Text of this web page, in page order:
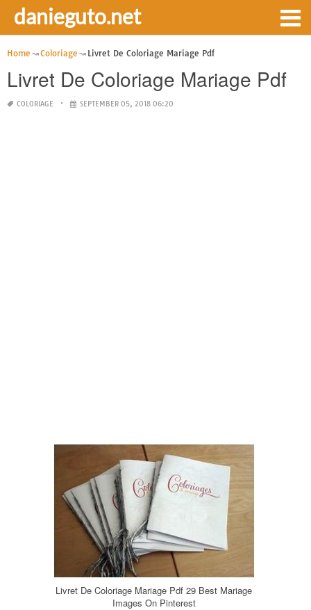
danieguto.net
Home Coloriage Livret De Coloriage Mariage Pdf
Livret De Coloriage Mariage Pdf
COLORIAGE SEPTEMBER 05, 2018 06:20
Livret De Coloriage Mariage Pdf 29 Best Mariage
Images On Pinterest